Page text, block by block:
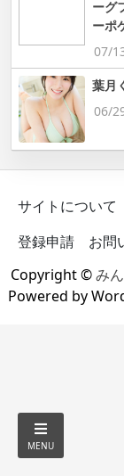
ーグ
ーポ
07/
葉月
06/
サイトについて
登録申請
お問
Copyright ©み
Powered by
MENU